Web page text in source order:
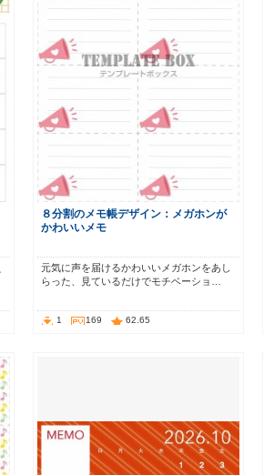
８分割のメモ帳デザイン：メガホンが
かわいいメモ
元気に声を届けるかわいいメガホンをあし
らった、見ているだけでモチベーショ…
1 169 62.65